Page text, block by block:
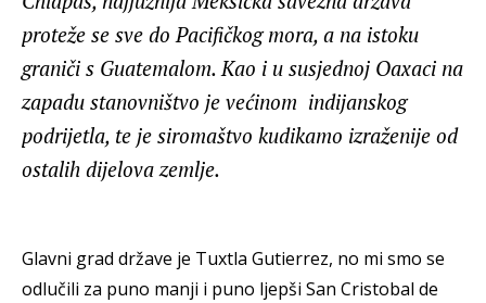
proteže se sve do Pacifičkog mora, a na istoku
graniči s Guatemalom. Kao i u susjednoj Oaxaci na
zapadu stanovništvo je većinom indijanskog
podrijetla, te je siromaštvo kudikamo izraženije od
ostalih dijelova zemlje.
Glavni grad države je Tuxtla Gutierrez, no mi smo se
odlučili za puno manji i puno ljepši San Cristobal de